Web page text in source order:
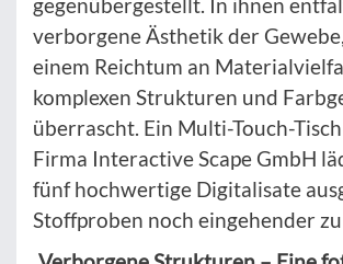
verborgene Ästhetik der
einem Reichtum an
komplexen Strukturen und
überrascht. Ein Multi-Touch-
Firma Interactive Scape GmbH
fünf hochwertige Digitalisate
Stoffproben noch eingehender